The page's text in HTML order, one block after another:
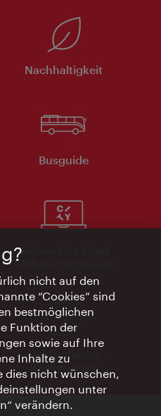
Nachhaltigkeit
Busguide
Vienna City Card
Affiliate Programm
Elektronische
Rechnungen
nicht auf den
“Cookies” sind
bestmöglichen
Funktion der
sowie auf Ihre
Inhalte zu
dies nicht wünschen,
unter
verändern.